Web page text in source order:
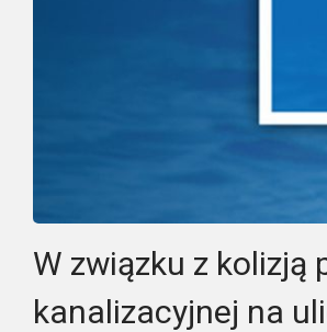
W związku z kolizją
kanalizacyjnej na